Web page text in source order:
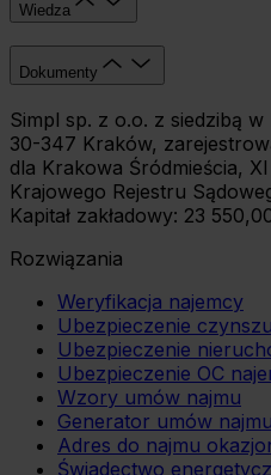
Wiedza
Dokumenty
Simpl sp. z o.o. z siedzibą
30-347 Kraków,
dla Krakowa Śródmieścia,
Krajowego Rejestru
Kapitał zakładowy: 23
Rozwiązania
Weryfikacja najemcy
Ubezpieczenie czynszu
Ubezpieczenie
Ubezpieczenie OC
Wzory umów najmu
Generator umów najmu
Adres do najmu
Świadectwo